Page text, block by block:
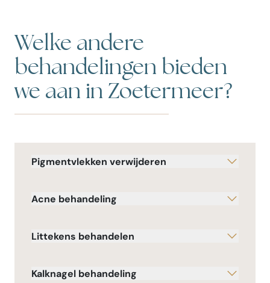
Welke andere
behandelingen bieden
we aan in Zoetermeer?
Pigmentvlekken verwijderen
Acne behandeling
Littekens behandelen
Kalknagel behandeling